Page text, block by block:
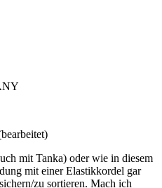
mit Tanka) oder wie in diesem
mit einer Elastikkordel gar
zu sortieren. Mach ich